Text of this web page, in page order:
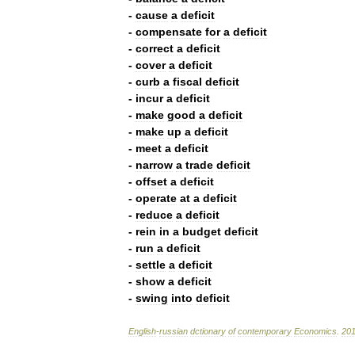
- cause a deficit
- compensate for a deficit
- correct a deficit
- cover a deficit
- curb a fiscal deficit
- incur a deficit
- make good a deficit
- make up a deficit
- meet a deficit
- narrow a trade deficit
- offset a deficit
- operate at a deficit
- reduce a deficit
- rein in a budget deficit
- run a deficit
- settle a deficit
- show a deficit
- swing into deficit
English-russian dctionary of contemporary Economics